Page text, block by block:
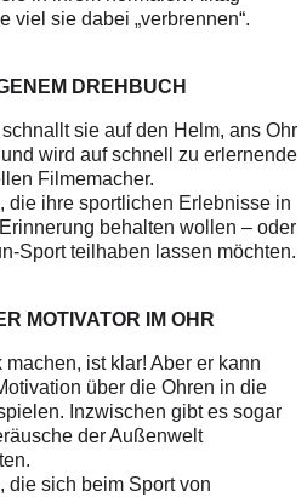
viel sie dabei „verbrennen“.
DREHBUCH
schnallt sie auf den Helm, ans Ohr
wird auf schnell zu erlernende
Filmemacher.
die ihre sportlichen Erlebnisse in
behalten wollen – oder
Sport teilhaben lassen möchten.
MOTIVATOR IM OHR
machen, ist klar! Aber er kann
über die Ohren in die
Inzwischen gibt es sogar
der Außenwelt
die sich beim Sport von